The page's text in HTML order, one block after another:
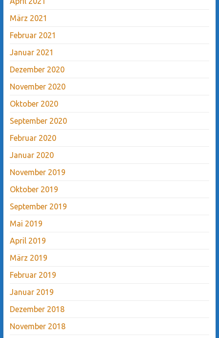
März 2021
Februar 2021
Januar 2021
Dezember 2020
November 2020
Oktober 2020
September 2020
Februar 2020
Januar 2020
November 2019
Oktober 2019
September 2019
Mai 2019
April 2019
März 2019
Februar 2019
Januar 2019
Dezember 2018
November 2018